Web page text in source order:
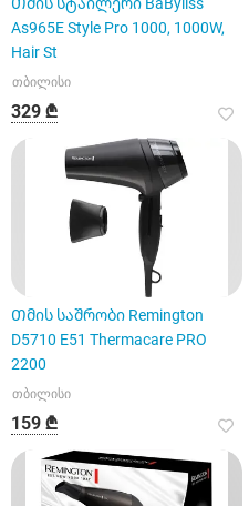
As965E Style Pro 1000, 1000W,
Hair St
თბილისი
329 ₾
Თმის საშრობი Remington
D5710 E51 Thermacare PRO
2200
თბილისი
159 ₾